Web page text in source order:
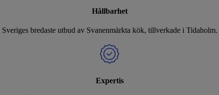
Hållbarhet
Sveriges bredaste utbud av Svanenmärkta kök, tillverkade i Tidaholm.
Expertis